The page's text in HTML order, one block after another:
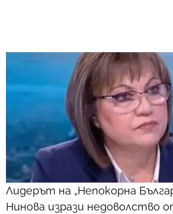
Лидерът на „Непокорна
Нинова изрази недоволство